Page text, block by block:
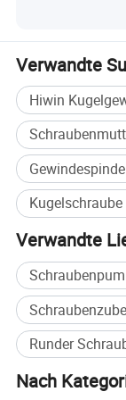
Hauptprodukte
Verwandte
Hiwin
Verwandte
Runder
Nach